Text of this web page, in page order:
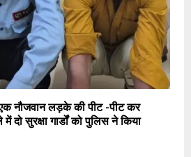
नौजवान लड़के की पीट -पीट कर
सुरक्षा गार्डों को पुलिस ने किया